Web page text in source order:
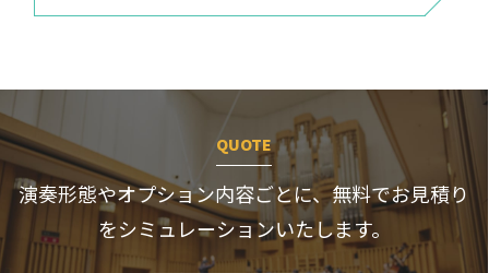
QUOTE
演奏形態やオプション内容ごとに、無料でお見積り
をシミュレーションいたします。